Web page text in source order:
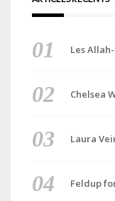
Les
Chelsea
Laura
Feldup